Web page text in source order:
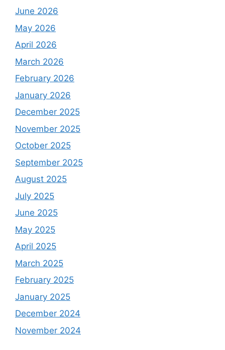
June 2026
May 2026
April 2026
March 2026
February 2026
January 2026
December 2025
November 2025
October 2025
September 2025
August 2025
July 2025
June 2025
May 2025
April 2025
March 2025
February 2025
January 2025
December 2024
November 2024